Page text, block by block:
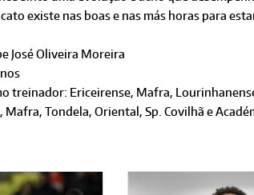
existe nas boas e nas más horas para
José Oliveira Moreira
treinador: Ericeirense, Mafra,
Mafra, Tondela, Oriental, Sp. Covilhã e